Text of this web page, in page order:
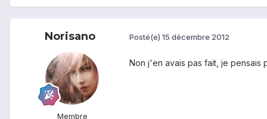
Norisano
Membre
Posté(e) 15 décembre 2012
Non j'en avais pas fait, je pensais